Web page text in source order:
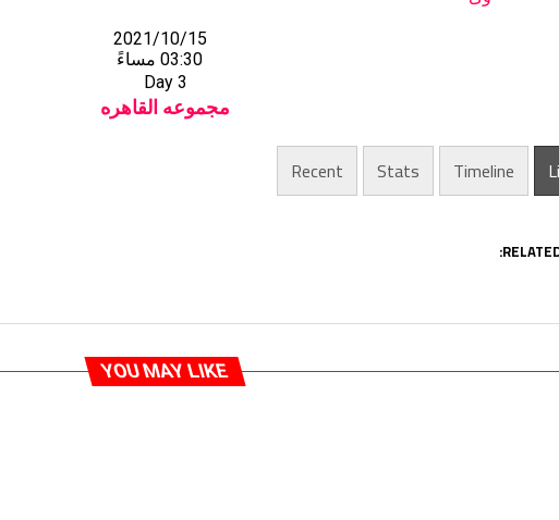
2021/10/15
03:30 مساءً
Day 3
مجموعه القاهره
Timeline
Stats
Recent
YOU MAY LIKE